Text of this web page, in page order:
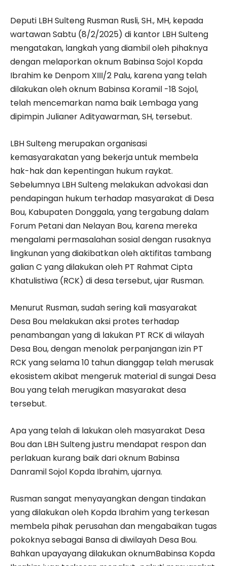
Deputi LBH Sulteng Rusman Rusli, SH., MH, kepada
wartawan Sabtu (8/2/2025) di kantor LBH Sulteng
mengatakan, langkah yang diambil oleh pihaknya
dengan melaporkan oknum Babinsa Sojol Kopda
Ibrahim ke Denpom XIII/2 Palu, karena yang telah
dilakukan oleh oknum Babinsa Koramil -18 Sojol,
telah mencemarkan nama baik Lembaga yang
dipimpin Julianer Adityawarman, SH, tersebut.
LBH Sulteng merupakan organisasi
kemasyarakatan yang bekerja untuk membela
hak-hak dan kepentingan hukum raykat.
Sebelumnya LBH Sulteng melakukan advokasi dan
pendapingan hukum terhadap masyarakat di Desa
Bou, Kabupaten Donggala, yang tergabung dalam
Forum Petani dan Nelayan Bou, karena mereka
mengalami permasalahan sosial dengan rusaknya
lingkunan yang diakibatkan oleh aktifitas tambang
galian C yang dilakukan oleh PT Rahmat Cipta
Khatulistiwa (RCK) di desa tersebut, ujar Rusman.
Menurut Rusman, sudah sering kali masyarakat
Desa Bou melakukan aksi protes terhadap
penambangan yang di lakukan PT RCK di wilayah
Desa Bou, dengan menolak perpanjangan izin PT
RCK yang selama 10 tahun dianggap telah merusak
ekosistem akibat mengeruk material di sungai Desa
Bou yang telah merugikan masyarakat desa
tersebut.
Apa yang telah di lakukan oleh masyarakat Desa
Bou dan LBH Sulteng justru mendapat respon dan
perlakuan kurang baik dari oknum Babinsa
Danramil Sojol Kopda Ibrahim, ujarnya.
Rusman sangat menyayangkan dengan tindakan
yang dilakukan oleh Kopda Ibrahim yang terkesan
membela pihak perusahan dan mengabaikan tugas
pokoknya sebagai Bansa di diwilayah Desa Bou.
Bahkan upayayang dilakukan oknumBabinsa Kopda